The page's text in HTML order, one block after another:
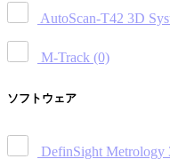
AutoScan-T42 3D
M-Track (0)
ソフトウェア
DefinSight Metrology